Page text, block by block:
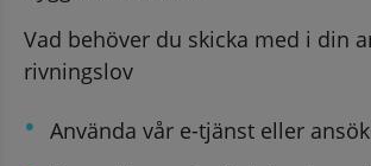
Vad behöver du skicka med i din
rivningslov
Använda vår e-tjänst eller